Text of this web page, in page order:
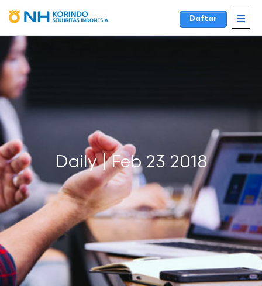
Daftar
Daily | Feb 23 2018